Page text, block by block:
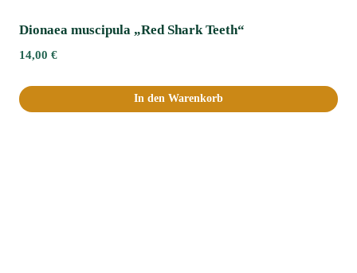
Dionaea muscipula „Red Shark Teeth“
14,00 €
In den Warenkorb